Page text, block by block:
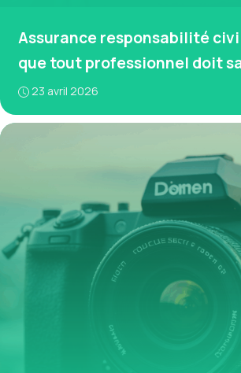
Assurance responsabilité
que tout professionnel doit
23 avril 2026